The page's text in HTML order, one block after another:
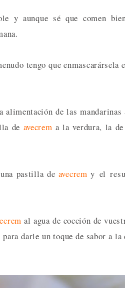
y aunque sé que comen
tengo que
alimentación de las
de avecrem a la verdura, la
pastilla de avecrem y el
al agua de cocción de
darle un toque de sabor a